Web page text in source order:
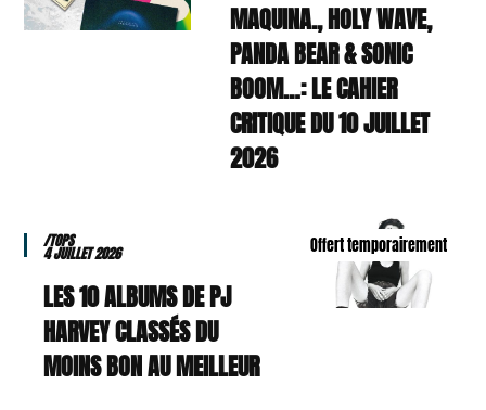
MAQUINA., HOLY WAVE,
PANDA BEAR & SONIC
BOOM…: LE CAHIER
CRITIQUE DU 10 JUILLET
2026
Offert temporairement
/TOPS
4 JUILLET 2026
LES 10 ALBUMS DE PJ
HARVEY CLASSÉS DU
MOINS BON AU MEILLEUR